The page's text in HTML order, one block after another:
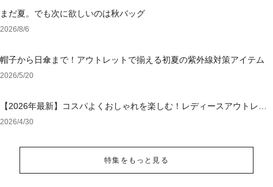
まだ夏。でも次に欲しいのは秋バッグ
2026/8/6
帽子から日傘まで！アウトレットで揃える初夏の紫外線対策アイテム
2026/5/20
【2026年最新】コスパよくおしゃれを楽しむ！レディースアウトレッ
トおすすめブランド特集
2026/4/30
特集をもっと見る